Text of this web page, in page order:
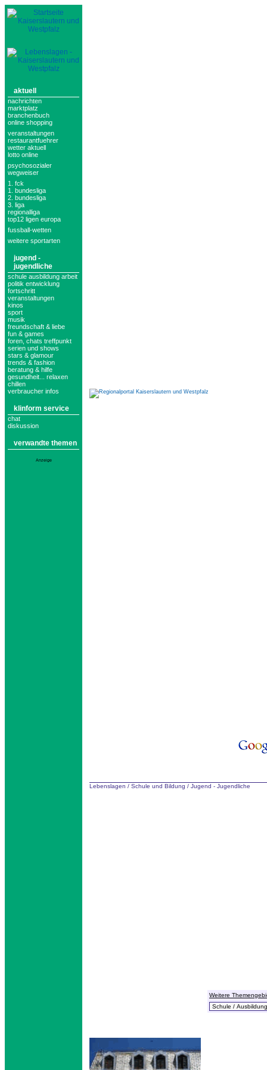
aktuell
nachrichten
marktplatz
branchenbuch
online shopping
veranstaltungen
restaurantfuehrer
wetter aktuell
lotto online
psychosozialer
wegweiser
1. fck
1. bundesliga
2. bundesliga
3. liga
regionalliga
top12 ligen europa
fussball-wetten
weitere sportarten
jugend -
jugendliche
schule ausbildung arbeit
politik entwicklung
fortschritt
veranstaltungen
kinos
sport
musik
freundschaft & liebe
fun & games
foren, chats treffpunkt
serien und shows
stars & glamour
trends & fashion
beratung & hilfe
gesundheit... relaxen
chillen
verbraucher infos
klinform service
chat
diskussion
verwandte themen
Anzeige
Lebenslagen / Schule und Bildung / Jugend - Jugendliche
Weitere